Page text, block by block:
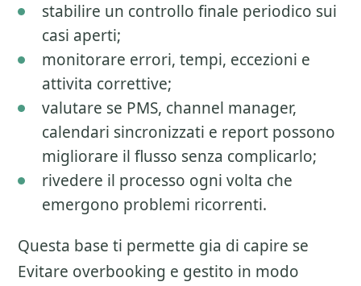
stabilire un controllo finale periodico sui
casi aperti;
monitorare errori, tempi, eccezioni e
attivita correttive;
valutare se PMS, channel manager,
calendari sincronizzati e report possono
migliorare il flusso senza complicarlo;
rivedere il processo ogni volta che
emergono problemi ricorrenti.
Questa base ti permette gia di capire se
Evitare overbooking e gestito in modo